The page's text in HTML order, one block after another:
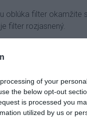
of your
the below opt-out
is processed you
utilized by us or
oblúka filter okamžite
filter rozjasnený.
rýchlosť reakcie
v ktorom sa